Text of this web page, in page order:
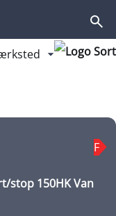
ud Fold
stop 150HK Van
F